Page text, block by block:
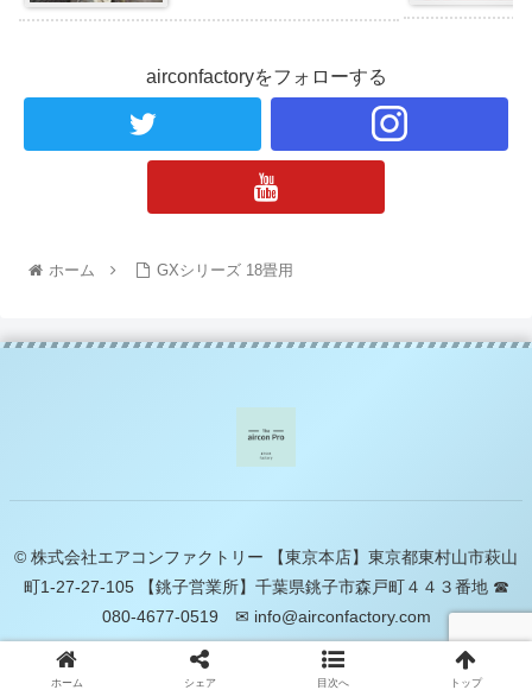
airconfactoryをフォローする
ホーム GXシリーズ 18畳用
© 株式会社エアコンファクトリー 【東京本店】東京都東村山市萩山
町1-27-27-105 【銚子営業所】千葉県銚子市森戸町４４３番地 ☎
080-4677-0519 ✉ info@airconfactory.com
ホーム シェア 目次へ トップ